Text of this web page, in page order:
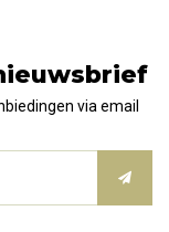
via email